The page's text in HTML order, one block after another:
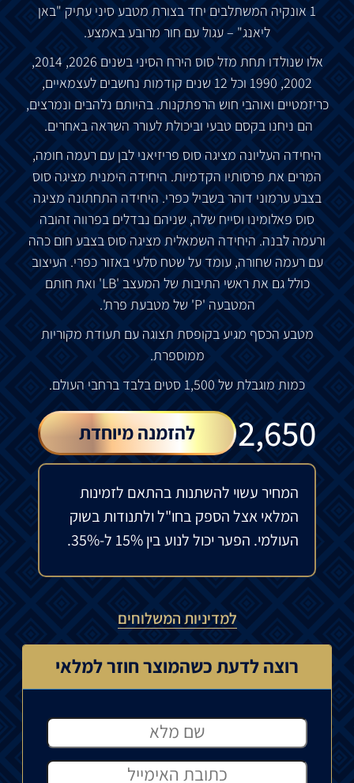
1 אונקיה המשתלבים יחד בצורת מטבע סיני עתיק "באן
ליאנג" – עגול עם חור מרובע באמצע.
אלו שנולדו תחת מזל סוס הירח הסיני בשנים 2026, 2014,
2002, 1990 וכל 12 שנים קודמות נחשבים לעצמאיים,
כריזמטיים ואוהבי חוש הרפתקנות. בהיותם נלהבים ונמרצים,
הם ניחנו בקסם טבעי וביכולת לעורר השראה באחרים.
היחידה העליונה מציגה סוס פריזיאני לבן עם רעמה חומה,
המרים את פרסותיו הקדמיות. היחידה הימנית מציגה סוס
בצבע ערמוני דוהר בשביל כפרי. היחידה התחתונה מציגה
סוס פאלומינו וסייח שלה, שניהם נבדלים בפרווה זהובה
ורעמה לבנה. היחידה השמאלית מציגה סוס בצבע חום כהה
עם רעמה שחורה, עומד על שטח סלעי באזור כפרי. העיצוב
כולל גם את ראשי התיבות של המעצב 'LB' ואת חותם
המטבעה 'P' של מטבעת פרת'.
מטבע הכסף מגיע בקופסת תצוגה עם תעודת מקוריות
ממוספרת.
כמות מוגבלת של 1,500 סטים בלבד ברחבי העולם.
2,650
₪ להזמנה מיוחדת
המחיר עשוי להשתנות בהתאם לזמינות
המלאי אצל הספק בחו"ל ולתנודות בשוק
העולמי. הפער יכול לנוע בין 15% ל-35%.
למדיניות המשלוחים
רוצה לדעת כשהמוצר חוזר למלאי